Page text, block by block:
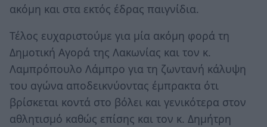
ακόμη και στα εκτός έδρας παιγνίδια.
Τέλος ευχαριστούμε για μία ακόμη φορά τη
Δημοτική Αγορά της Λακωνίας και τον κ.
Λαμπρόπουλο Λάμπρο για τη ζωντανή κάλυψη
του αγώνα αποδεικνύοντας έμπρακτα ότι
βρίσκεται κοντά στο βόλει και γενικότερα στον
αθλητισμό καθώς επίσης και τον κ. Δημήτρη